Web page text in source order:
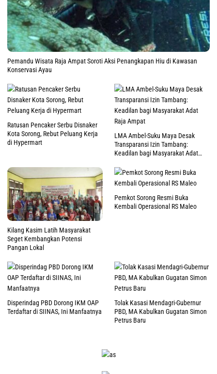
Pemandu Wisata Raja Ampat Soroti Aksi Penangkapan Hiu di Kawasan
Konservasi Ayau
Ratusan Pencaker Serbu Disnaker
Kota Sorong, Rebut Peluang Kerja
di Hypermart
LMA Ambel-Suku Maya Desak
Transparansi Izin Tambang:
Keadilan bagi Masyarakat Adat
Kilang Kasim Latih Masyarakat
Seget Kembangkan Potensi
Pangan Lokal
Pemkot Sorong Resmi Buka
Kembali Operasional RS Maleo
Disperindag PBD Dorong IKM OAP
Terdaftar di SIINAS, Ini Manfaatnya
Tolak Kasasi Mendagri-Gubernur
PBD, MA Kabulkan Gugatan Simon
Petrus Baru